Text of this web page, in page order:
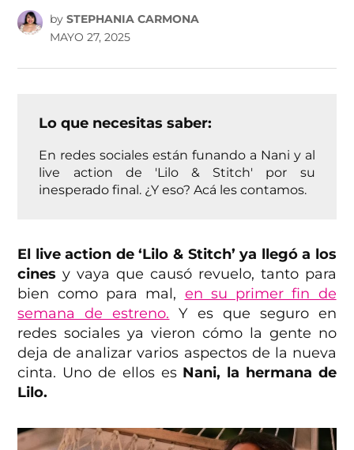
by STEPHANIA CARMONA
MAYO 27, 2025
Lo que necesitas saber:
En redes sociales están funando a Nani y al
live action de 'Lilo & Stitch' por su
inesperado final. ¿Y eso? Acá les contamos.
El live action de ‘Lilo & Stitch’ ya llegó a los
cinesy vaya que causó revuelo, tanto para
bien como para mal, en su primer fin de
semana de estreno. Y es que seguro en
redes sociales ya vieron cómo la gente no
deja de analizar varios aspectos de la nueva
cinta. Uno de ellos es Nani, la hermana de
Lilo.